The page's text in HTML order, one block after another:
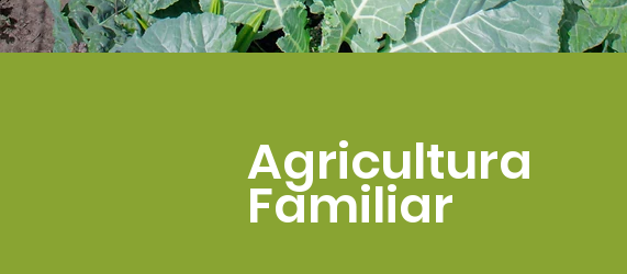
Agricultura
Familiar